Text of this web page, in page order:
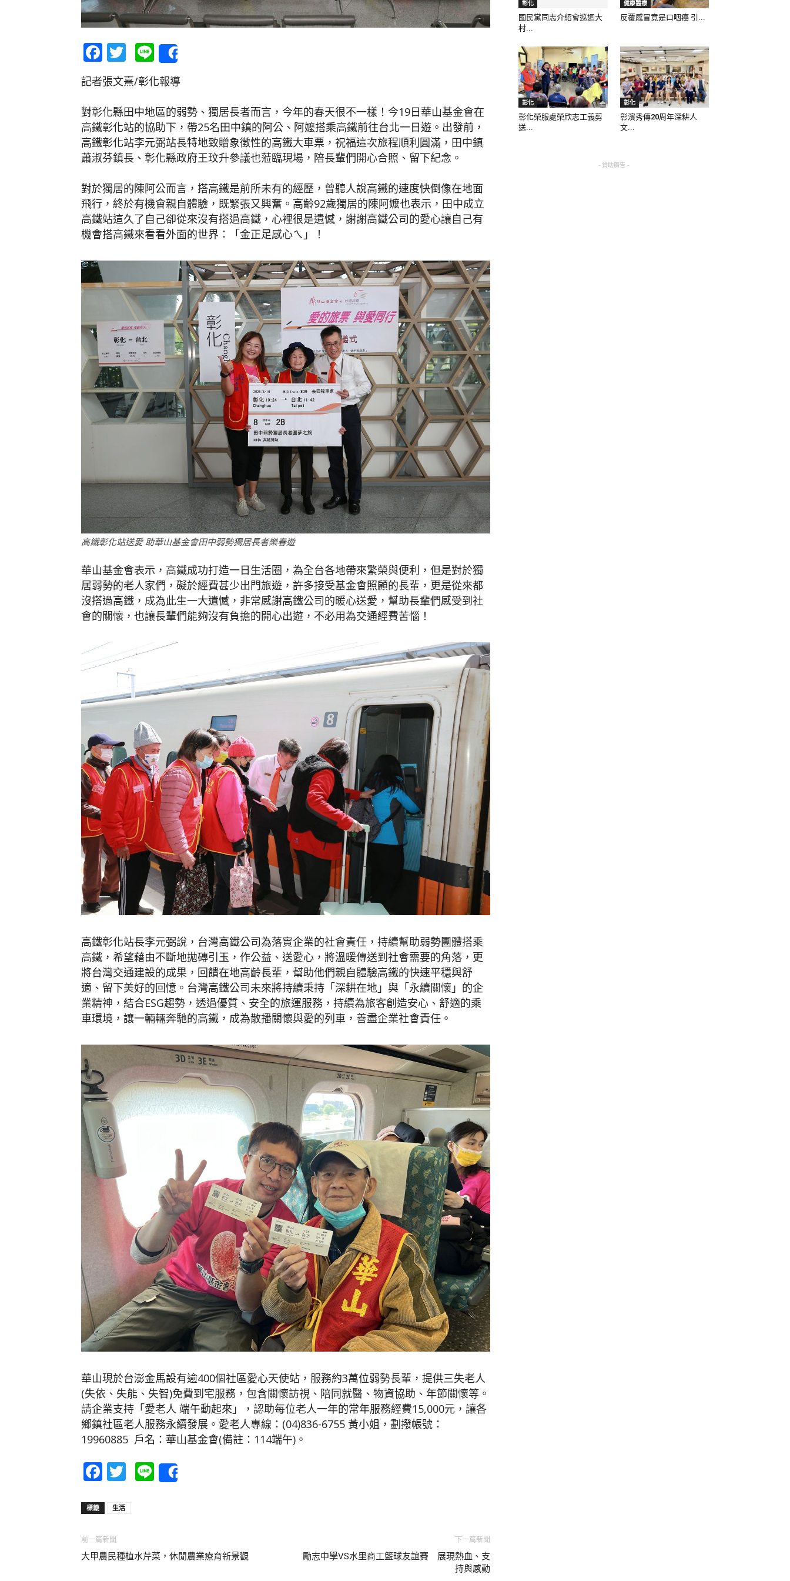
網
Facebook
Twitter
Line
記者張文熹/彰化報導
對彰化縣田中地區的弱勢、獨居長者而言，今年的春天很不一樣！今19日華山基金會在
高鐵彰化站的協助下，帶25名田中鎮的阿公、阿嬤搭乘高鐵前往台北一日遊。出發前，
高鐵彰化站李元弼站長特地致贈象徵性的高鐵大車票，祝福這次旅程順利圓滿，田中鎮
蕭淑芬鎮長、彰化縣政府王玟升參議也蒞臨現場，陪長輩們開心合照、留下紀念。
對於獨居的陳阿公而言，搭高鐵是前所未有的經歷，曾聽人說高鐵的速度快倒像在地面
飛行，終於有機會親自體驗，既緊張又興奮。高齡92歲獨居的陳阿嬤也表示，田中成立
高鐵站這久了自己卻從來沒有搭過高鐵，心裡很是遺憾，謝謝高鐵公司的愛心讓自己有
機會搭高鐵來看看外面的世界：「金正足感心ㄟ」！
高鐵彰化站送愛 助華山基金會田中弱勢獨居長者樂春遊
華山基金會表示，高鐵成功打造一日生活圈，為全台各地帶來繁榮與便利，但是對於獨
居弱勢的老人家們，礙於經費甚少出門旅遊，許多接受基金會照顧的長輩，更是從來都
沒搭過高鐵，成為此生一大遺憾，非常感謝高鐵公司的暖心送愛，幫助長輩們感受到社
會的關懷，也讓長輩們能夠沒有負擔的開心出遊，不必用為交通經費苦惱！
高鐵彰化站長李元弼說，台灣高鐵公司為落實企業的社會責任，持續幫助弱勢團體搭乘
高鐵，希望藉由不斷地拋磚引玉，作公益、送愛心，將溫暖傳送到社會需要的角落，更
將台灣交通建設的成果，回饋在地高齡長輩，幫助他們親自體驗高鐵的快速平穩與舒
適、留下美好的回憶。台灣高鐵公司未來將持續秉持「深耕在地」與「永續關懷」的企
業精神，結合ESG趨勢，透過優質、安全的旅運服務，持續為旅客創造安心、舒適的乘
車環境，讓一輛輛奔馳的高鐵，成為散播關懷與愛的列車，善盡企業社會責任。
華山現於台澎金馬設有逾400個社區愛心天使站，服務約3萬位弱勢長輩，提供三失老人
(失依、失能、失智)免費到宅服務，包含關懷訪視、陪同就醫、物資協助、年節關懷等。
請企業支持「愛老人 端午動起來」，認助每位老人一年的常年服務經費15,000元，讓各
鄉鎮社區老人服務永續發展。愛老人專線：(04)836-6755 黃小姐，劃撥帳號：
19960885 戶名：華山基金會(備註：114端午)。
Facebook
Twitter
Line
標籤 生活
前一篇新聞
大甲農民種植水芹菜，休閒農業療育新景觀
下一篇新聞
勵志中學VS水里商工籃球友誼賽 展現熱血、支
持與感動
彰化
國民黨同志介紹會巡迴大
村...
健康醫療
反覆感冒竟是口咽癌 引...
彰化
彰化榮服處榮欣志工義剪
送...
彰化
彰濱秀傳20周年深耕人
文...
- 贊助廣告 -